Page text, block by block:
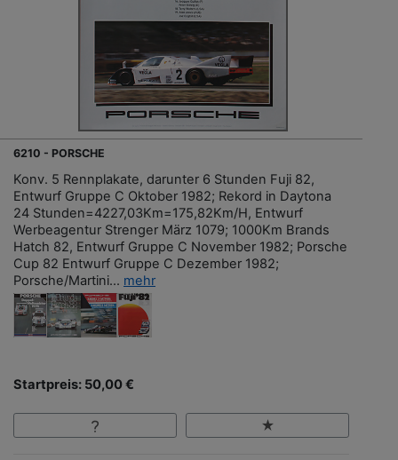
6210 - PORSCHE
Konv. 5 Rennplakate, darunter 6 Stunden Fuji 82,
Entwurf Gruppe C Oktober 1982; Rekord in Daytona
24 Stunden=4227,03Km=175,82Km/H, Entwurf
Werbeagentur Strenger März 1079; 1000Km Brands
Hatch 82, Entwurf Gruppe C November 1982; Porsche
Cup 82 Entwurf Gruppe C Dezember 1982;
Porsche/Martini... mehr
Startpreis: 50,00 €